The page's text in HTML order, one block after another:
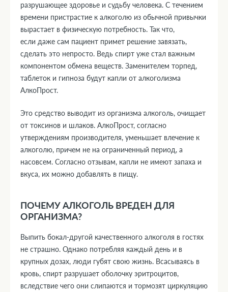
разрушающее здоровье и судьбу человека. С течением
времени пристрастие к алкоголю из обычной привычки
вырастает в физическую потребность. Так что,
если даже сам пациент примет решение завязать,
сделать это непросто. Ведь спирт уже стал важным
компонентом обмена веществ. Заменителем торпед,
таблеток и гипноза будут капли от алкоголизма
АлкоПрост.
Это средство выводит из организма алкоголь, очищает
от токсинов и шлаков. АлкоПрост, согласно
утверждениям производителя, уменьшает влечение к
алкоголю, причем не на ограниченный период, а
насовсем. Согласно отзывам, капли не имеют запаха и
вкуса, их можно добавлять в пищу.
ПОЧЕМУ АЛКОГОЛЬ ВРЕДЕН ДЛЯ
ОРГАНИЗМА?
Выпить бокал-другой качественного алкоголя в гостях
не страшно. Однако потребляя каждый день и в
крупных дозах, люди губят свою жизнь. Всасываясь в
кровь, спирт разрушает оболочку эритроцитов,
вследствие чего они слипаются и тормозят циркуляцию